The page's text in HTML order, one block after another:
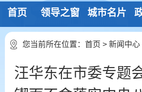
首页 领导之窗 城市名片
您当前所在位置： 首页 > 新闻中心
汪华东在市委专题